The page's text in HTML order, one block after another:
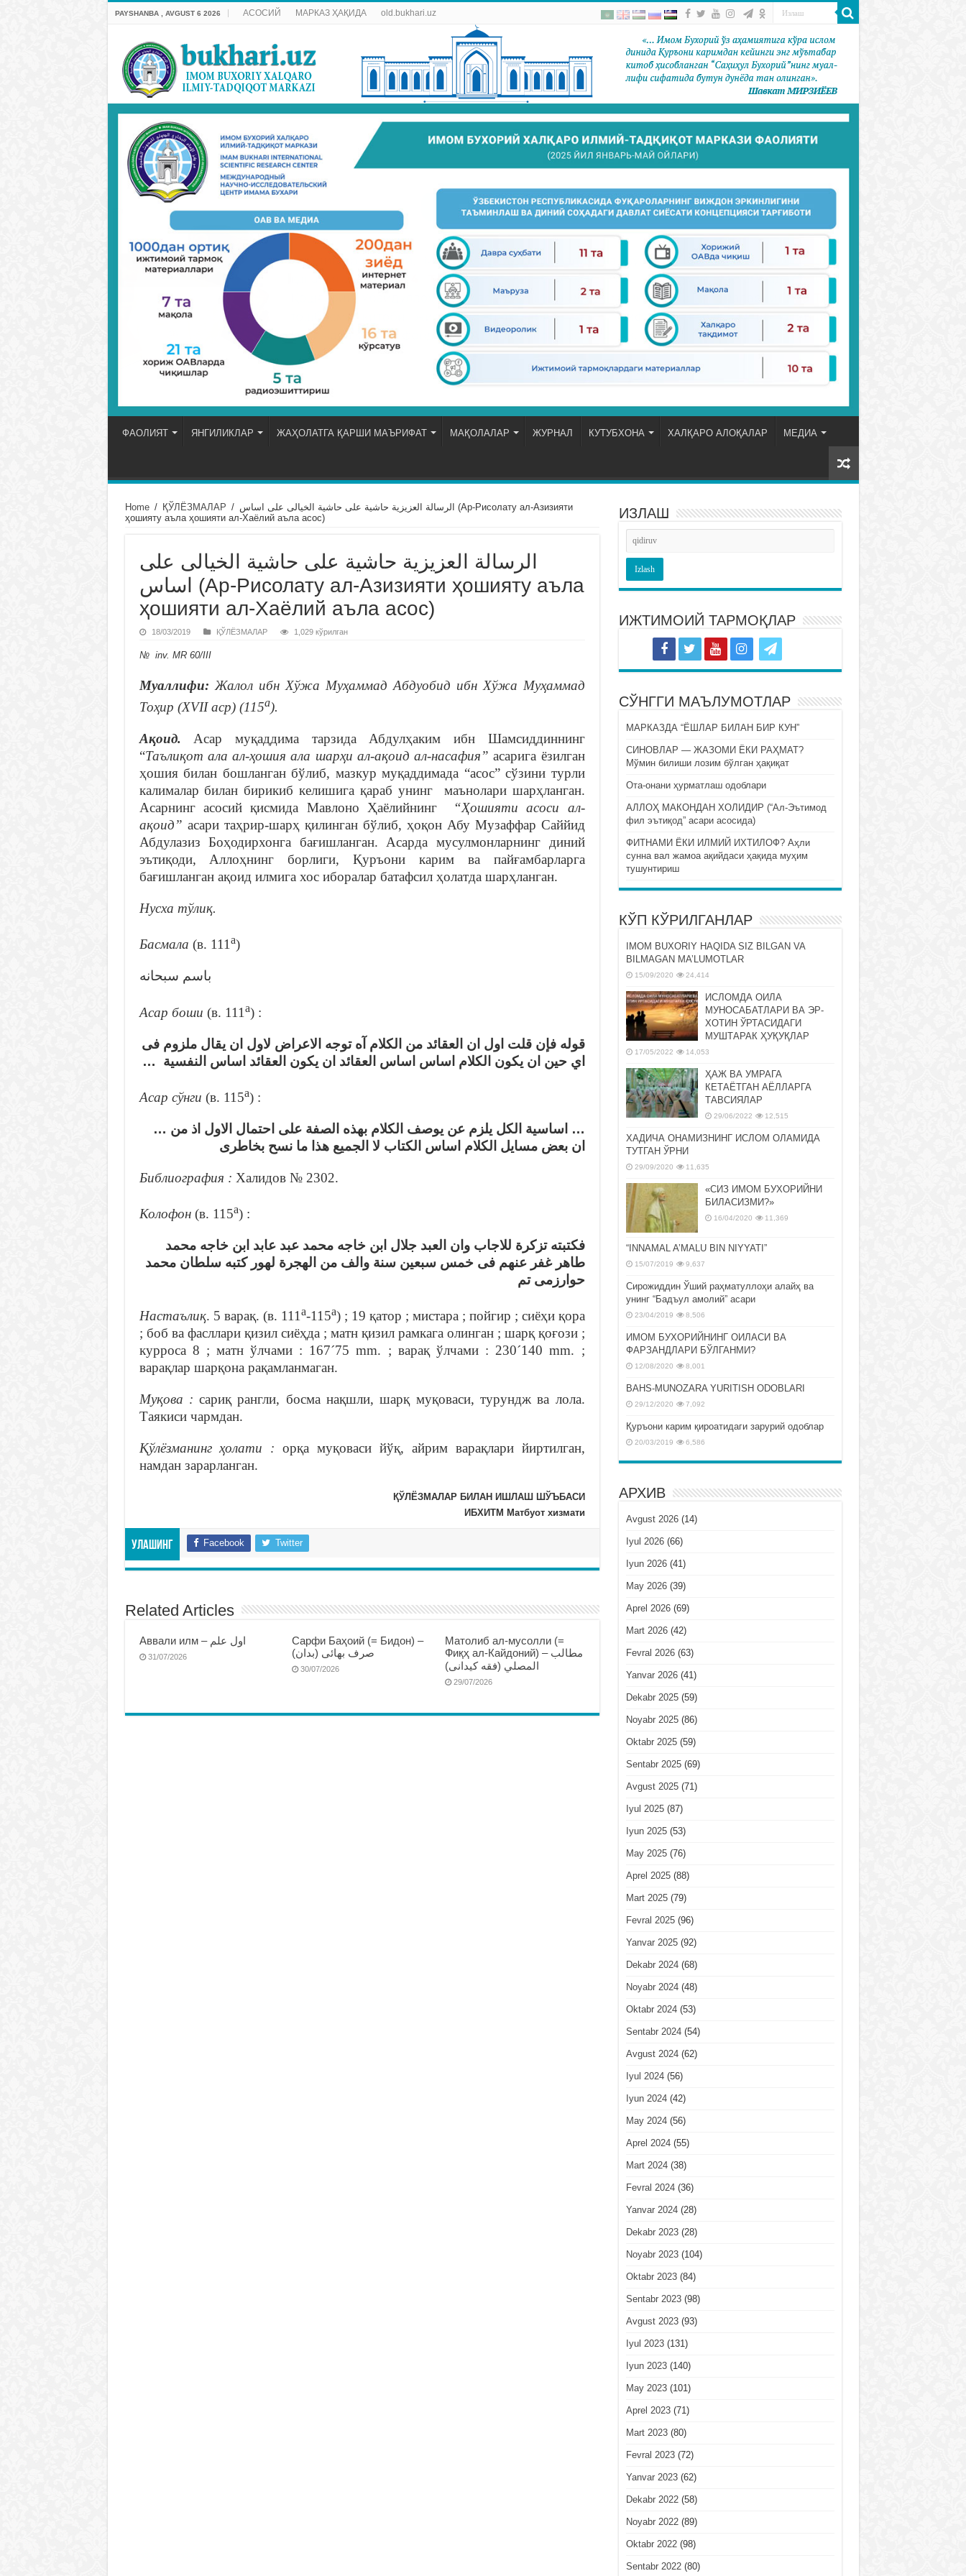
PAYSHANBA , AVGUST 6 2026 АСОСИЙ МАРКАЗ ҲАҚИДА old.bukhari.uz
ФАОЛИЯТ ЯНГИЛИКЛАР ЖАҲОЛАТГА ҚАРШИ МАЪРИФАТ МАҚОЛАЛАР ЖУРНАЛ КУТУБХОНА ХАЛҚАРО АЛОҚАЛАР МЕДИА
Home / ҚЎЛЁЗМАЛАР / الرسالة العزيزية حاشية على حاشية الخيالى على اساس (Ар-Рисолату ал-Азизияти
ҳошияту аъла ҳошияти ал-Хаёлий аъла асос)
الرسالة العزيزية حاشية على حاشية الخيالى على
اساس (Ар-Рисолату ал-Азизияти ҳошияту аъла
ҳошияти ал-Хаёлий аъла асос)
18/03/2019 ҚЎЛЁЗМАЛАР 1,029 кўрилган
№ inv. MR 60/III
Муаллифи: Жалол ибн Хўжа Муҳаммад Абдуобид ибн Хўжа Муҳаммад
Тоҳир (XVII аср) (115а).
Ақоид. Асар муқаддима тарзида Абдулҳаким ибн Шамсиддиннинг
“Таълиқот ала ал-ҳошия ала шарҳи ал-ақоид ал-насафия” асарига ёзилган
ҳошия билан бошланган бўлиб, мазкур муқаддимада “асос” сўзини турли
калималар билан бирикиб келишига қараб унинг маънолари шарҳланган.
Асарнинг асосий қисмида Мавлоно Ҳаёлийнинг
“Ҳошияти асоси ал-
ақоид” асари таҳрир-шарҳ қилинган бўлиб, ҳоқон Абу Музаффар Саййид
Абдулазиз Боҳодирхонга бағишланган. Асарда мусулмонларнинг диний
эътиқоди, Аллоҳнинг борлиги, Қуръони карим ва пайғамбарларга
бағишланган ақоид илмига хос иборалар батафсил ҳолатда шарҳланган.
Нусха тўлиқ.
Басмала (в. 111а)
باسم سبحانه
Асар боши (в. 111 а) :
قوله فإن قلت اول ان العقائد من الكلام آه توجه الاعراض لاول ان يقال ملزوم فى
اي حين ان يكون الكلام اساس اساس العقائد ان يكون العقائد اساس النفسية …
Асар сўнги (в. 115а) :
… اساسية الكل يلزم عن يوصف الكلام بهذه الصفة على احتمال الاول اذ من …
ان بعض مسايل الكلام اساس الكتاب لا الجميع هذا ما نسح بخاطرى
Библиография : Халидов № 2302.
Колофон(в. 115а) :
فكتبته تزكرة للاجاب وان العبد جلال ابن خاجه محمد عبد عابد ابن خاجه محمد
طاهر غفر عنهم فى خمس سبعين سنة والف من الهجرة لهور كتبه سلطان محمد
حوارزمى تم
Настаълиқ. 5 варақ. (в. 111а-115а) ; 19 қатор ; мистара ; пойгир ; сиёҳи қора
; боб ва фасллари қизил сиёҳда ; матн қизил рамкага олинган ; шарқ қоғози ;
курроса 8 ; матн ўлчами : 167´75 mm. ; варақ ўлчами : 230´140 mm. ;
варақлар шарқона рақамланмаган.
Муқова : сариқ рангли, босма нақшли, шарқ муқоваси, турундж ва лола.
Таякиси чармдан.
Қўлёзманинг ҳолати :орқа муқоваси йўқ, айрим варақлари йиртилган,
намдан зарарланган.
ҚЎЛЁЗМАЛАР БИЛАН ИШЛАШ ШЎЪБАСИ
ИБХИТМ Матбуот хизмати
Улашинг Facebook Twitter
Related Articles
Аввали илм – اول علم
31/07/2026
Сарфи Баҳоий (= Бидон) –
صرف بهائى (بدان)
30/07/2026
Матолиб ал-мусолли (=
Фиқҳ ал-Кайдоний) – مطالب
المصلي (فقه كيدانى)
29/07/2026
ИЗЛАШ
ИЖТИМОИЙ ТАРМОҚЛАР
СЎНГГИ МАЪЛУМОТЛАР
МАРКАЗДА “ЁШЛАР БИЛАН БИР КУН”
СИНОВЛАР — ЖАЗОМИ ЁКИ РАҲМАТ?
Мўмин билиши лозим бўлган ҳақиқат
Ота-онани ҳурматлаш одоблари
АЛЛОҲ МАКОНДАН ХОЛИДИР (“Ал-Эътимод
фил эътиқод” асари асосида)
ФИТНАМИ ЁКИ ИЛМИЙ ИХТИЛОФ? Аҳли
сунна вал жамоа ақийдаси ҳақида муҳим
тушунтириш
КЎП КЎРИЛГАНЛАР
IMOM BUXORIY HAQIDA SIZ BILGAN VA
BILMAGAN MA’LUMOTLAR
15/09/2020 24,414
ИСЛОМДА ОИЛА
МУНОСАБАТЛАРИ ВА ЭР-
ХОТИН ЎРТАСИДАГИ
МУШТАРАК ҲУҚУҚЛАР
17/05/2022 14,053
ҲАЖ ВА УМРАГА
КЕТАЁТГАН АЁЛЛАРГА
ТАВСИЯЛАР
29/06/2022 12,515
ХАДИЧА ОНАМИЗНИНГ ИСЛОМ ОЛАМИДА
ТУТГАН ЎРНИ
29/09/2020 11,635
«СИЗ ИМОМ БУХОРИЙНИ
БИЛАСИЗМИ?»
16/04/2020 11,369
“INNAMAL A’MALU BIN NIYYATI”
15/07/2019 9,637
Сирожиддин Ўший раҳматуллоҳи алайҳ ва
унинг “Бадъул амолий” асари
23/04/2019 8,506
ИМОМ БУХОРИЙНИНГ ОИЛАСИ ВА
ФАРЗАНДЛАРИ БЎЛГАНМИ?
12/08/2020 8,001
BAHS-MUNOZARA YURITISH ODOBLARI
29/12/2020 7,092
Қуръони карим қироатидаги зарурий одоблар
20/03/2019 6,586
АРХИВ
Avgust 2026(14)
Iyul 2026(66)
Iyun 2026(41)
May 2026(39)
Aprel 2026(69)
Mart 2026(42)
Fevral 2026(63)
Yanvar 2026(41)
Dekabr 2025(59)
Noyabr 2025(86)
Oktabr 2025(59)
Sentabr 2025(69)
Avgust 2025(71)
Iyul 2025(87)
Iyun 2025(53)
May 2025(76)
Aprel 2025(88)
Mart 2025(79)
Fevral 2025(96)
Yanvar 2025(92)
Dekabr 2024(68)
Noyabr 2024(48)
Oktabr 2024(53)
Sentabr 2024(54)
Avgust 2024(62)
Iyul 2024(56)
Iyun 2024(42)
May 2024(56)
Aprel 2024(55)
Mart 2024(38)
Fevral 2024(36)
Yanvar 2024(28)
Dekabr 2023(28)
Noyabr 2023(104)
Oktabr 2023(84)
Sentabr 2023(98)
Avgust 2023(93)
Iyul 2023(131)
Iyun 2023(140)
May 2023(101)
Aprel 2023(71)
Mart 2023(80)
Fevral 2023(72)
Yanvar 2023(62)
Dekabr 2022(58)
Noyabr 2022(89)
Oktabr 2022(98)
Sentabr 2022(80)